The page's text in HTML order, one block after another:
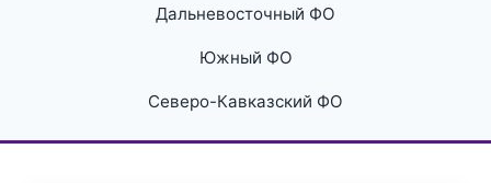
Дальневосточный ФО
Южный ФО
Северо-Кавказский ФО